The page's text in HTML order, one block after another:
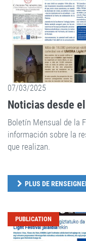
07/03/2025
Noticias desde
Boletín Mensual de la
información sobre la
que realizan.
PLUS DE
PUBLICATION